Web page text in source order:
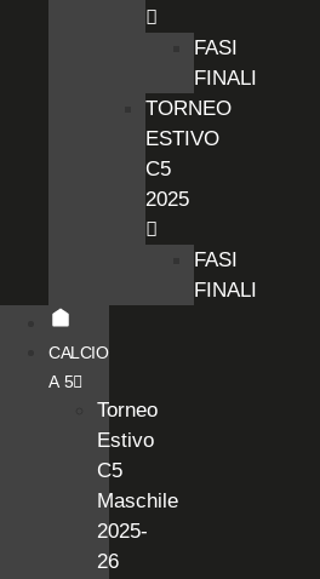
FASI
FINALI
TORNEO
ESTIVO
C5
2025
FASI
FINALI
CALCIO
A 5
Torneo
Estivo
C5
Maschile
2025-
26